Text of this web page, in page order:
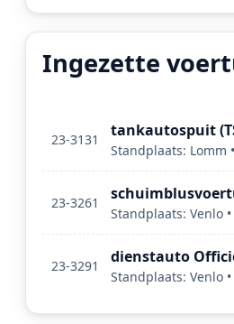
Ingezette
23-3131 tankautospuit
Standplaats: Lomm
23-3261
Standplaats: Venlo
23-3291 dienstauto
Standplaats: Venlo